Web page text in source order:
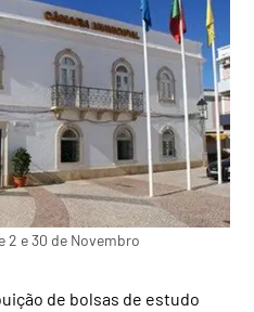
e 30 de Novembro
de bolsas de estudo